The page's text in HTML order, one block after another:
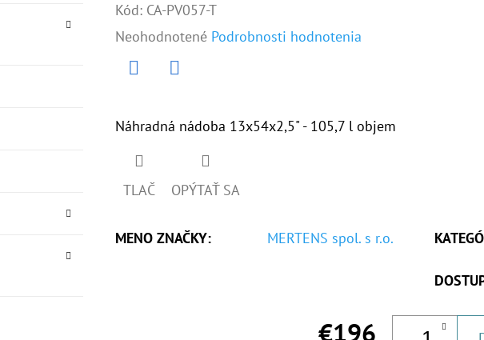
Kód: CA-PV057-T
Priemerné
hodnotenie
Neohodnotené Podrobnosti hodnotenia
Náhradná nádoba 13x54x2,5" - 105,7 l objem
TLAČ OPÝTAŤ SA
MENO ZNAČKY: MERTENS spol. s r.o.
€196